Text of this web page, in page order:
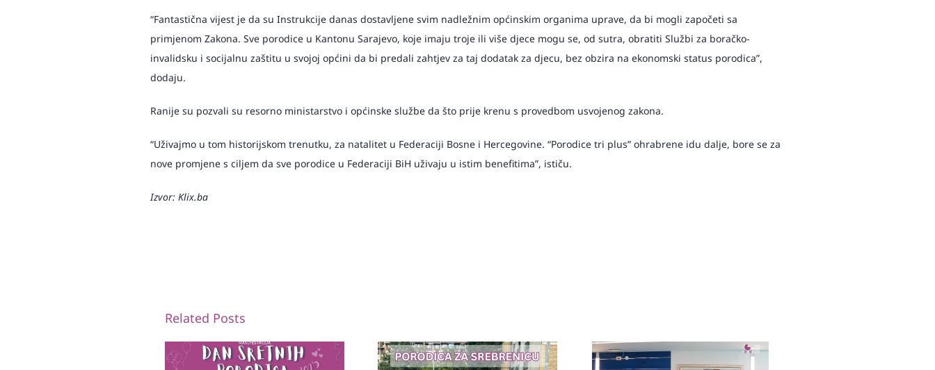
“Fantastična vijest je da su Instrukcije danas dostavljene svim nadležnim općinskim organima uprave, da bi mogli započeti sa
primjenom Zakona. Sve porodice u Kantonu Sarajevo, koje imaju troje ili više djece mogu se, od sutra, obratiti Službi za boračko-
invalidsku i socijalnu zaštitu u svojoj općini da bi predali zahtjev za taj dodatak za djecu, bez obzira na ekonomski status porodica”,
dodaju.
Ranije su pozvali su resorno ministarstvo i općinske službe da što prije krenu s provedbom usvojenog zakona.
“Uživajmo u tom historijskom trenutku, za natalitet u Federaciji Bosne i Hercegovine. “Porodice tri plus” ohrabrene idu dalje, bore se za
nove promjene s ciljem da sve porodice u Federaciji BiH uživaju u istim benefitima”, ističu.
Izvor: Klix.ba
Related Posts